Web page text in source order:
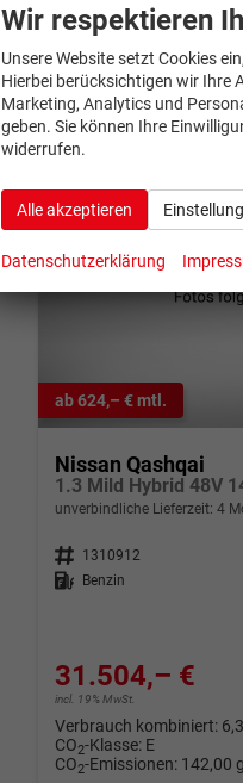
Verbrauch kombiniert:
CO 2-Klasse: E
CO 2 -Emissionen: 144,00
ab 624,– € mtl.
Nissan Qashqai
1.3 Mild Hybrid 48V
unverbindliche Lieferzeit: 4
Fahrzeugnr. 1310912
Kraftstoff
Benzin
31.504,– €
incl. 19% MwSt.
Verbrauch kombiniert:
CO2-Klasse: E
CO2-Emissionen: 142,00
Wir respektieren
Unsere Website setzt Cookies
Hierbei berücksichtigen wir Ihre
Marketing, Analytics und
geben. Sie können Ihre
widerrufen.
Alle akzeptieren
Datenschutzerklärung